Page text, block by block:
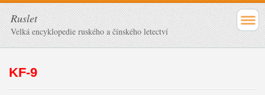
Ruslet
Velká encyklopedie ruského a čínského letectví
KF-9